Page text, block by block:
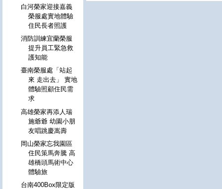
白河榮家迎接嘉義
榮服處實地體驗
住民長者照護
消防訓練宜蘭榮服
提升員工緊急救
護知能
臺南榮服處「站起
來 走出去」 實地
體驗照顧住民需
求
高雄榮家再添人瑞
施爺爺 幼園小朋
友唱跳慶嵩壽
岡山榮家忘我園區
住民策馬奔騰 高
雄橋頭馬術中心
體驗旅
台南400Box限定版